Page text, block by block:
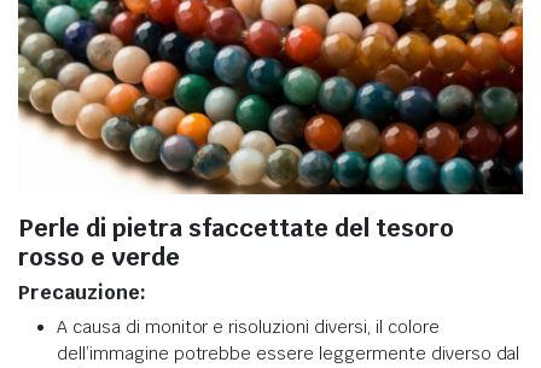
Perle di pietra sfaccettate del tesoro
rosso e verde
Precauzione:
A causa di monitor e risoluzioni diversi, il colore
dell’immagine potrebbe essere leggermente diverso dal